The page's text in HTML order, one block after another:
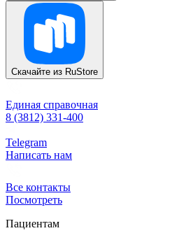
Скачайте из RuStore
Единая справочная
8 (3812) 331-400
Telegram
Написать нам
Все контакты
Посмотреть
Пациентам